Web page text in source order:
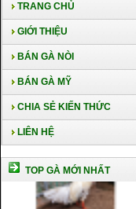
TRANG CHỦ
GIỚI THIỆU
BÁN GÀ NÒI
BÁN GÀ MỸ
CHIA SẺ KIẾN THỨC
LIÊN HỆ
TOP GÀ MỚI NHẤT